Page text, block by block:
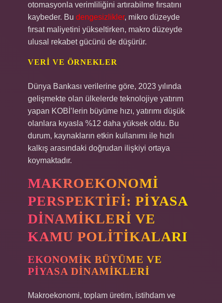
otomasyonla verimliliğini artırabilme fırsatını
kaybeder. Bu dengesizlikler, mikro düzeyde
fırsat maliyetini yükseltirken, makro düzeyde
ulusal rekabet gücünü de düşürür.
VERI VE ÖRNEKLER
Dünya Bankası verilerine göre, 2023 yılında
gelişmekte olan ülkelerde teknolojiye yatırım
yapan KOBİ’lerin büyüme hızı, yatırımı düşük
olanlara kıyasla %12 daha yüksek oldu. Bu
durum, kaynakların etkin kullanımı ile hızlı
kalkış arasındaki doğrudan ilişkiyi ortaya
koymaktadır.
MAKROEKONOMI
PERSPEKTIFI: PIYASA
DINAMIKLERI VE
KAMU POLITIKALARI
EKONOMIK BÜYÜME VE
PIYASA DINAMIKLERI
Makroekonomi, toplam üretim, istihdam ve